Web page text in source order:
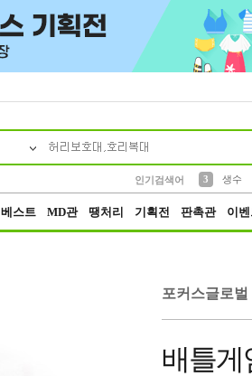
인기검색어
4
등산
베스트 MD관 땡처리 기획전 판촉관 이
포커스글로벌
배틀게